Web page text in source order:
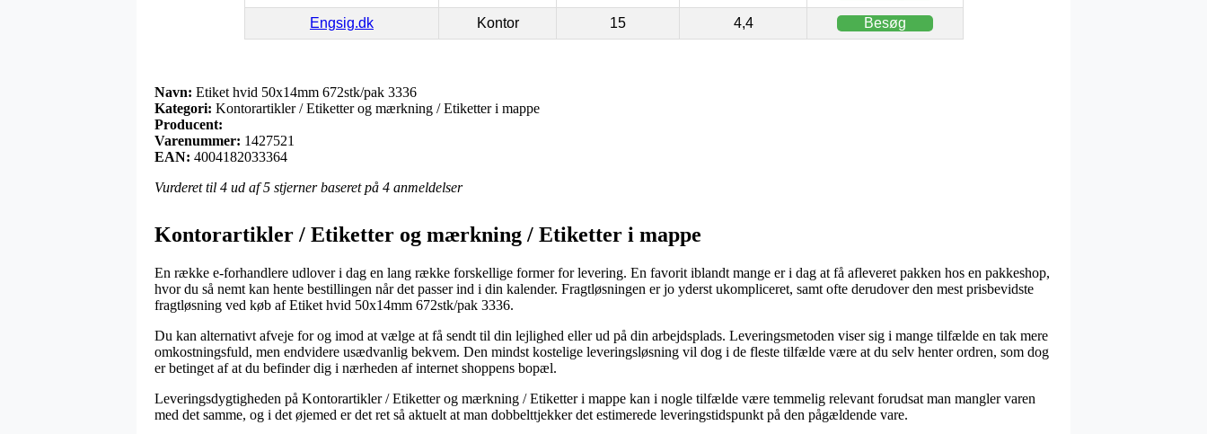
Engsig.dk Kontor 15 4,4 Besøg
Navn: Etiket hvid 50x14mm 672stk/pak 3336
Kategori: Kontorartikler / Etiketter og mærkning / Etiketter i mappe
Producent:
Varenummer: 1427521
EAN: 4004182033364
Vurderet til 4 ud af 5 stjerner baseret på 4 anmeldelser
Kontorartikler / Etiketter og mærkning / Etiketter i mappe
En række e-forhandlere udlover i dag en lang række forskellige former for levering. En favorit iblandt mange er i dag at få afleveret pakken hos en pakkeshop,
hvor du så nemt kan hente bestillingen når det passer ind i din kalender. Fragtløsningen er jo yderst ukompliceret, samt ofte derudover den mest prisbevidste
fragtløsning ved køb af Etiket hvid 50x14mm 672stk/pak 3336.
Du kan alternativt afveje for og imod at vælge at få sendt til din lejlighed eller ud på din arbejdsplads. Leveringsmetoden viser sig i mange tilfælde en tak mere
omkostningsfuld, men endvidere usædvanlig bekvem. Den mindst kostelige leveringsløsning vil dog i de fleste tilfælde være at du selv henter ordren, som dog
er betinget af at du befinder dig i nærheden af internet shoppens bopæl.
Leveringsdygtigheden på Kontorartikler / Etiketter og mærkning / Etiketter i mappe kan i nogle tilfælde være temmelig relevant forudsat man mangler varen
med det samme, og i det øjemed er det ret så aktuelt at man dobbelttjekker det estimerede leveringstidspunkt på den pågældende vare.